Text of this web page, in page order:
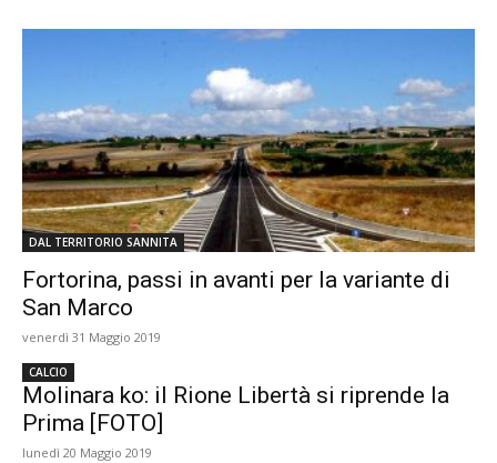
DAL TERRITORIO SANNITA
Fortorina, passi in avanti per la variante di
San Marco
venerdì 31 Maggio 2019
CALCIO
Molinara ko: il Rione Libertà si riprende la
Prima [FOTO]
lunedì 20 Maggio 2019